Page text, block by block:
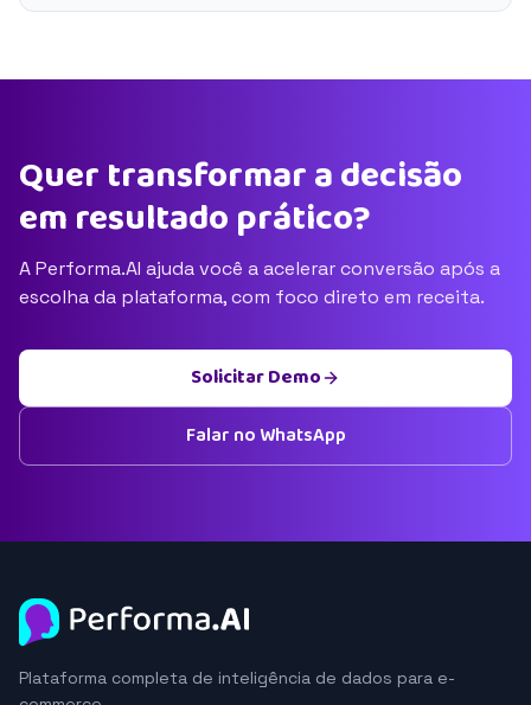
Quer transformar a decisão
em resultado prático?
A Performa.AI ajuda você a acelerar conversão após a
escolha da plataforma, com foco direto em receita.
Solicitar Demo
Falar no WhatsApp
Plataforma completa de inteligência de dados para e-